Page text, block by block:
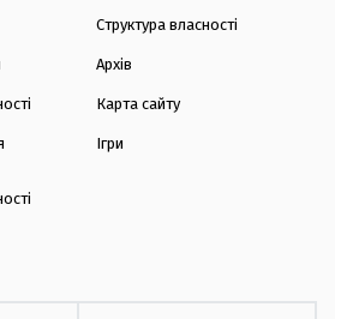
Структура власності
Архів
Карта сайту
Ігри